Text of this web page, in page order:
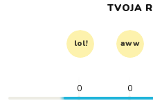
TVOJA
lol! aww
0 0